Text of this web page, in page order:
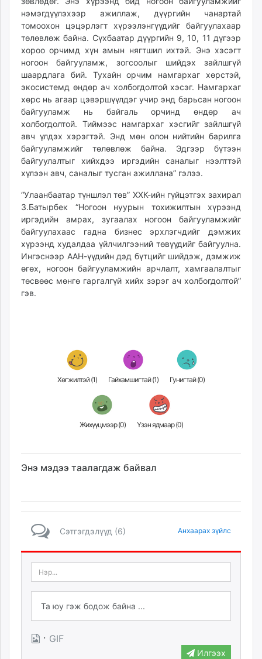
нэмэгдүүлэхээр ажиллаж, дүүргийн чанартай
томоохон цэцэрлэгт хүрээлэнгүүдийг байгуулахаар
төлөвлөж байна. Сүхбаатар дүүргийн 9, 10, 11 дүгээр
хороо орчимд хүн амын нягтшил ихтэй. Энэ хэсэгт
ногоон байгууламж, зогсоолыг шийдэх зайлшгүй
шаардлага бий. Тухайн орчим намгархаг хөрстэй,
экосистемд өндөр ач холбогдолтой хэсэг. Намгархаг
хөрс нь агаар цэвэршүүлдэг учир энд барьсан ногоон
байгууламж нь байгаль орчинд өндөр ач
холбогдолтой. Тиймээс намгархаг хэсгийг зайлшгүй
авч үлдэх хэрэгтэй. Энд мөн олон нийтийн барилга
байгууламжийг төлөвлөж байна. Эдгээр бүтээн
байгуулалтыг хийхдээ иргэдийн саналыг нээлттэй
хүлээн авч, саналыг тусган ажиллана” гэлээ.
“Улаанбаатар түншлэл төв” ХХК-ийн гүйцэтгэх захирал
З.Батырбек “Ногоон нуурын тохижилтын хүрээнд
иргэдийн амрах, зугаалах ногоон байгууламжийг
байгуулахаас гадна бизнес эрхлэгчдийг дэмжих
хүрээнд худалдаа үйлчилгээний төвүүдийг байгуулна.
Ингэснээр ААН-үүдийн дэд бүтцийг шийдэж, дэмжиж
өгөх, ногоон байгууламжийн арчлалт, хамгаалалтыг
төсвөөс мөнгө гаргалгүй хийх зэрэг ач холбогдолтой”
гэв.
Хөгжилтэй (1) Гайхамшигтай (1) Гунигтай (0)
Жихүүцмээр (0) Үзэн ядмаар (0)
Энэ мэдээ таалагдаж байвал
Сэтгэгдэлүүд (6) Анхаарах зүйлс
· GIF
Илгээх